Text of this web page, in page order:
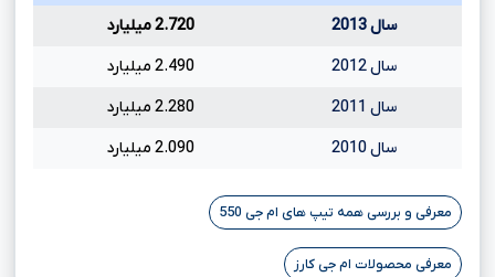
سال 2013
2.720 میلیارد
سال 2012
2.490 میلیارد
سال 2011
2.280 میلیارد
سال 2010
2.090 میلیارد
معرفی و بررسی همه تیپ های ام جی 550
معرفی محصولات ام جی کارز